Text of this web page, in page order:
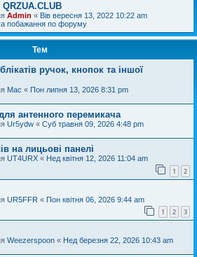
Admin « Вів вересня 13, 2022 10:22 am
побажання по форуму
Тем
ручок, кнопок та іншої
Mac « Пон липня 13, 2026 8:31 pm
антенного перемикача
Ur5ydw « Суб травня 09, 2026 4:48 pm
на лицьові панелі
UT4URX « Нед квітня 12, 2026 11:04 am
1 2
UR5FFR « Пон квітня 06, 2026 9:44 am
1 2 3
Weezerspoon « Нед березня 22, 2026 10:43 am